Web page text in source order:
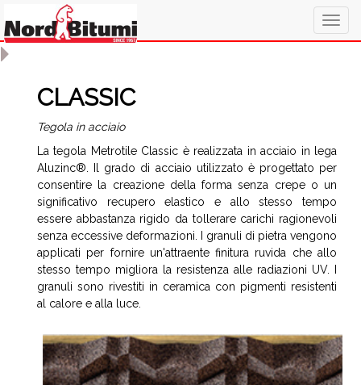
CLASSIC
Tegola in acciaio
La tegola Metrotile Classic è realizzata in acciaio in lega
Aluzinc®. Il grado di acciaio utilizzato è progettato per
consentire la creazione della forma senza crepe o un
significativo recupero elastico e allo stesso tempo
essere abbastanza rigido da tollerare carichi ragionevoli
senza eccessive deformazioni. I granuli di pietra vengono
applicati per fornire un'attraente finitura ruvida che allo
stesso tempo migliora la resistenza alle radiazioni UV. I
granuli sono rivestiti in ceramica con pigmenti resistenti
al calore e alla luce.